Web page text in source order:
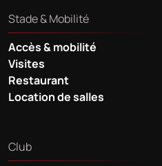
Stade & Mobilité
Accès & mobilité
Visites
Restaurant
Location de salles
Club